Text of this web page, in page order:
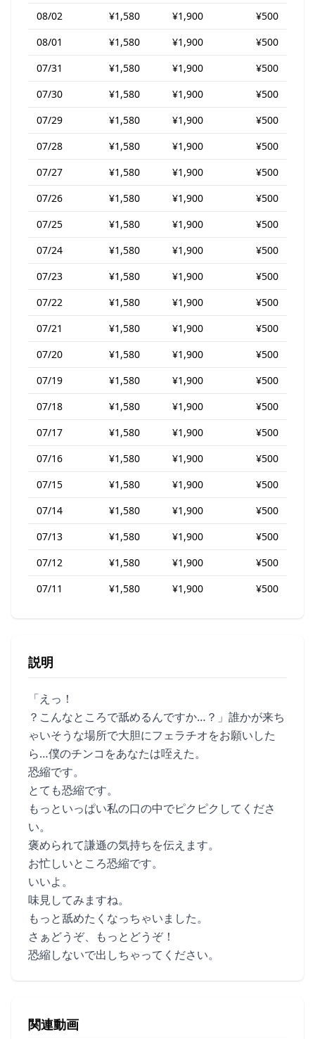
08/02 ¥1,580 ¥1,900
¥500
08/01
¥1,580 ¥1,900
¥500
07/31
¥1,580 ¥1,900
¥500
07/30
¥1,580 ¥1,900
¥500
07/29
¥1,580 ¥1,900
¥500
07/28
¥1,580 ¥1,900
¥500
07/27
¥1,580 ¥1,900
¥500
07/26
¥1,580 ¥1,900
¥500
07/25
¥1,580 ¥1,900
¥500
07/24
¥1,580 ¥1,900
¥500
07/23
¥1,580 ¥1,900
¥500
07/22
¥1,580 ¥1,900
¥500
07/21
¥1,580 ¥1,900
¥500
07/20
¥1,580 ¥1,900
¥500
07/19
¥1,580 ¥1,900
¥500
07/18
¥1,580 ¥1,900
¥500
07/17
¥1,580 ¥1,900
¥500
07/16
¥1,580 ¥1,900
¥500
07/15
¥1,580 ¥1,900
¥500
07/14
¥1,580 ¥1,900
¥500
07/13
¥1,580 ¥1,900
¥500
07/12
¥1,580 ¥1,900
¥500
07/11
¥1,580 ¥1,900 ¥500
説明
「えっ！
？こんなところで舐めるんですか…？」誰かが来ち
ゃいそうな場所で大胆にフェラチオをお願いした
ら…僕のチンコをあなたは咥えた。
恐縮です。
とても恐縮です。
もっといっぱい私の口の中でピクピクしてくださ
い。
褒められて謙遜の気持ちを伝えます。
お忙しいところ恐縮です。
いいよ。
味見してみますね。
もっと舐めたくなっちゃいました。
さぁどうぞ、もっとどうぞ！
恐縮しないで出しちゃってください。
関連動画